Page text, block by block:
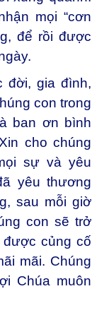
mọi “cơn
để rồi được
đời, gia đình,
con trong
ban ơn bình
cho chúng
sự và yêu
yêu thương
sau mỗi giờ
con sẽ trở
củng cố
mãi. Chúng
Chúa muôn